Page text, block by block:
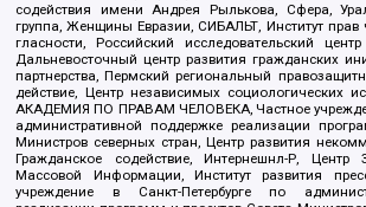
содействия имени Андрея Рылькова, Сфера,
группа, Женщины Евразии, СИБАЛЬТ, Институт
гласности, Российский исследовательский
Дальневосточный центр развития гражданских
партнерства, Пермский региональный
действие, Центр независимых социологических
АКАДЕМИЯ ПО ПРАВАМ ЧЕЛОВЕКА, Частное
административной поддержке реализации
Министров северных стран, Центр развития
Гражданское содействие, Интернешнл-Р,
Массовой Информации, Институт развития
учреждение в Санкт-Петербурге по